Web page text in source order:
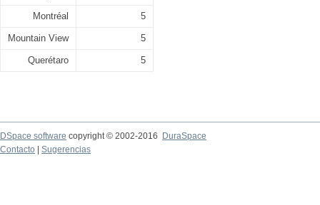
Montréal 5
Mountain View 5
Querétaro 5
DSpace software copyright © 2002-2016
DuraSpace
Contacto
Sugerencias